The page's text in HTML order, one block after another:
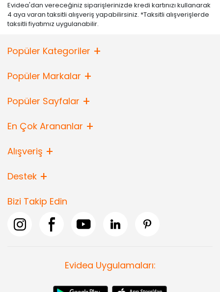
Evidea'dan vereceğiniz siparişlerinizde kredi kartınızı kullanarak
4 aya varan taksitli alışveriş yapabilirsiniz. *Taksitli alışverişlerde
taksitli fiyatımız uygulanabilir.
Popüler Kategoriler
Popüler Markalar
Popüler Sayfalar
En Çok Arananlar
Alışveriş
Destek
Bizi Takip Edin
Evidea Uygulamaları: